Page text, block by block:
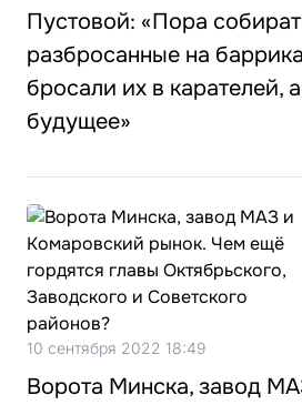
Пустовой: «Пора
разбросанные на
бросали их в карателей,
будущее»
10 сентября 2022 18:49
Ворота Минска, завод